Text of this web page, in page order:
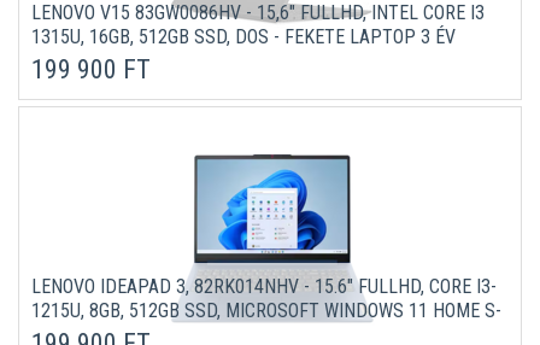
LENOVO V15 83GW0086HV - 15,6" FULLHD, INTEL CORE I3
1315U, 16GB, 512GB SSD, DOS - FEKETE LAPTOP 3 ÉV
GARANCIÁVAL
199 900 FT
LENOVO IDEAPAD 3, 82RK014NHV - 15.6" FULLHD, CORE I3-
1215U, 8GB, 512GB SSD, MICROSOFT WINDOWS 11 HOME S-
KÉK LAPTOP 3 ÉV GARANCIÁVAL